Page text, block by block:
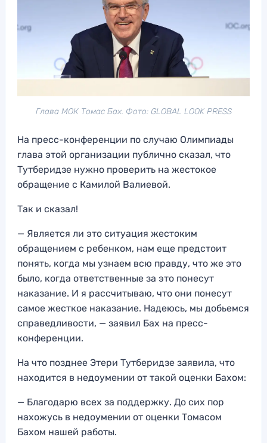
Глава МОК Томас Бах. Фото: GLOBAL LOOK PRESS
На пресс-конференции по случаю Олимпиады
глава этой организации публично сказал, что
Тутберидзе нужно проверить на жестокое
обращение с Камилой Валиевой.
Так и сказал!
— Является ли это ситуация жестоким
обращением с ребенком, нам еще предстоит
понять, когда мы узнаем всю правду, что же это
было, когда ответственные за это понесут
наказание. И я рассчитываю, что они понесут
самое жесткое наказание. Надеюсь, мы добьемся
справедливости, — заявил Бах на пресс-
конференции.
На что позднее Этери Тутберидзе заявила, что
находится в недоумении от такой оценки Бахом:
— Благодарю всех за поддержку. До сих пор
нахожусь в недоумении от оценки Томасом
Бахом нашей работы.